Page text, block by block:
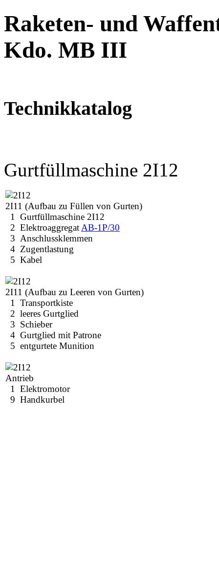
Raketen- und
Kdo. MB III
Technikkatalog
Gurtfüllmaschine 2I12
2I11 (Aufbau zu Füllen von Gurten)
1 Gurtfüllmaschine 2I12
2 Elektroaggregat AB-1P/30
3 Anschlussklemmen
4 Zugentlastung
5 Kabel
2I11 (Aufbau zu Leeren von Gurten)
1 Transportkiste
2 leeres Gurtglied
3 Schieber
4 Gurtglied mit Patrone
5 entgurtete Munition
Antrieb
1 Elektromotor
9 Handkurbel